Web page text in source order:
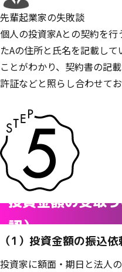
先輩起業家の失敗談
個人の投資家Aとの契約を
たAの住所と氏名を記載し
ことがわかり、契約書の記
許証などと照らし合わせて
投資金額の受取り
認）
（1）投資金額の振込依
投資家に額面・期日と法人